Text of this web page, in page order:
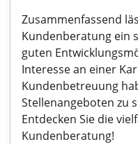
Zusammenfassend
Kundenberatung ein
guten
Interesse an einer
Kundenbetreuung
Stellenangeboten zu
Entdecken Sie die
Kundenberatung!